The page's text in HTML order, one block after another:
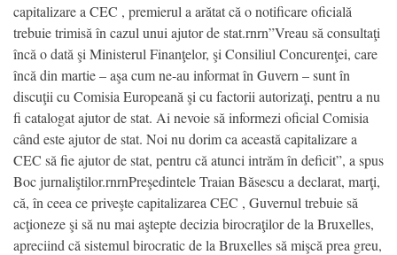
capitalizare a CEC , premierul a arătat că o notificare oficială
trebuie trimisă în cazul unui ajutor de stat.rnrn”Vreau să consultaţi
încă o dată şi Ministerul Finanţelor, şi Consiliul Concurenţei, care
încă din martie – aşa cum ne-au informat în Guvern – sunt în
discuţii cu Comisia Europeană şi cu factorii autorizaţi, pentru a nu
fi catalogat ajutor de stat. Ai nevoie să informezi oficial Comisia
când este ajutor de stat. Noi nu dorim ca această capitalizare a
CEC să fie ajutor de stat, pentru că atunci intrăm în deficit”, a spus
Boc jurnaliştilor.rnrnPreşedintele Traian Băsescu a declarat, marţi,
că, în ceea ce priveşte capitalizarea CEC , Guvernul trebuie să
acţioneze şi să nu mai aştepte decizia birocraţilor de la Bruxelles,
apreciind că sistemul birocratic de la Bruxelles să mişcă prea greu,